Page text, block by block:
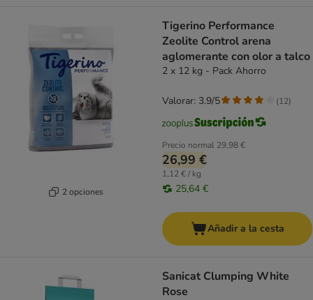
2 opciones
Tigerino Performance
Zeolite Control arena
aglomerante con olor a talco
2 x 12 kg - Pack Ahorro
Precio normal 29,98 €
26,99 €
1,12 € / kg
25,64 €
Valorar: 3.9/5 (12)
Añadir a la cesta
Sanicat Clumping White
Rose